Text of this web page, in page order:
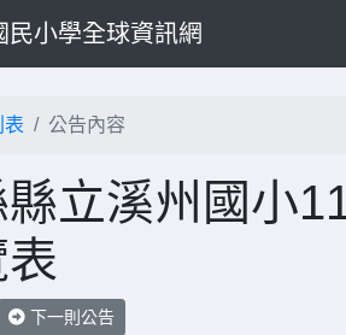
民小學全球資訊網
表 公告內容
立溪州國小
下一則公告